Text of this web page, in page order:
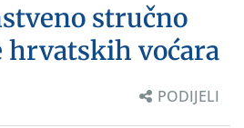
stručno
hrvatskih voćara
PODIJELI